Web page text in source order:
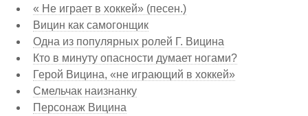
« Не играет в хоккей» (песен.)
Вицин как самогонщик
Одна из популярных ролей Г. Вицина
Кто в минуту опасности думает ногами?
Герой Вицина, «не играющий в хоккей»
Смельчак наизнанку
Персонаж Вицина